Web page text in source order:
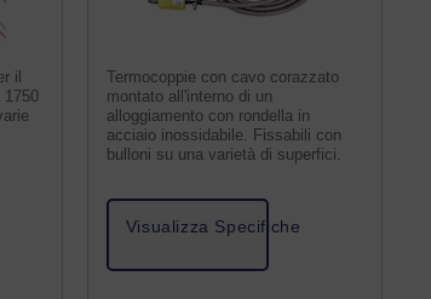
il
1750
Termocoppie con cavo corazzato
montato all'interno di un
alloggiamento con rondella in
acciaio inossidabile. Fissabili con
bulloni su una varietà di superfici.
Visualizza Specifiche